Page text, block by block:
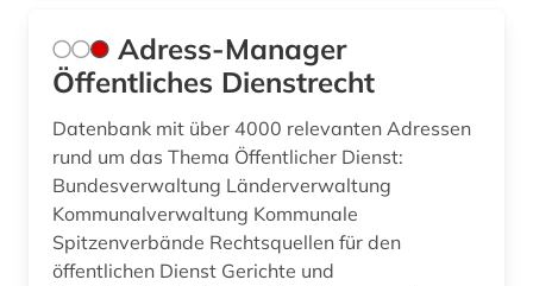
Adress-Manager
Öffentliches Dienstrecht
Datenbank mit über 4000 relevanten Adressen
rund um das Thema Öffentlicher Dienst:
Bundesverwaltung Länderverwaltung
Kommunalverwaltung Kommunale
Spitzenverbände Rechtsquellen für den
öffentlichen Dienst Gerichte und